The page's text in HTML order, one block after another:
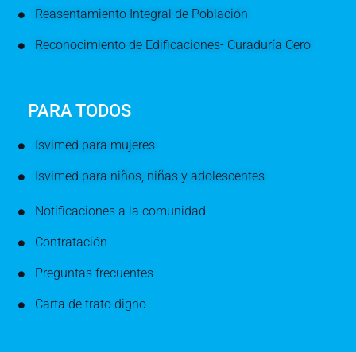
Reasentamiento Integral de Población
Reconocimiento de Edificaciones- Curaduría Cero
PARA TODOS
Isvimed para mujeres
Isvimed para niños, niñas y adolescentes
Notificaciones a la comunidad
Contratación
Preguntas frecuentes
Carta de trato digno